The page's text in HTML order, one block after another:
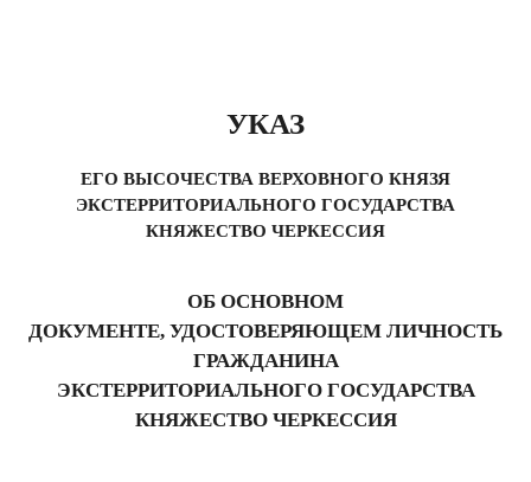
УКАЗ
ЕГО ВЫСОЧЕСТВА ВЕРХОВНОГО КНЯЗЯ
ЭКСТЕРРИТОРИАЛЬНОГО ГОСУДАРСТВА
КНЯЖЕСТВО ЧЕРКЕССИЯ
ОБ ОСНОВНОМ
ДОКУМЕНТЕ, УДОСТОВЕРЯЮЩЕМ ЛИЧНОСТЬ
ГРАЖДАНИНА
ЭКСТЕРРИТОРИАЛЬНОГО ГОСУДАРСТВА
КНЯЖЕСТВО ЧЕРКЕССИЯ